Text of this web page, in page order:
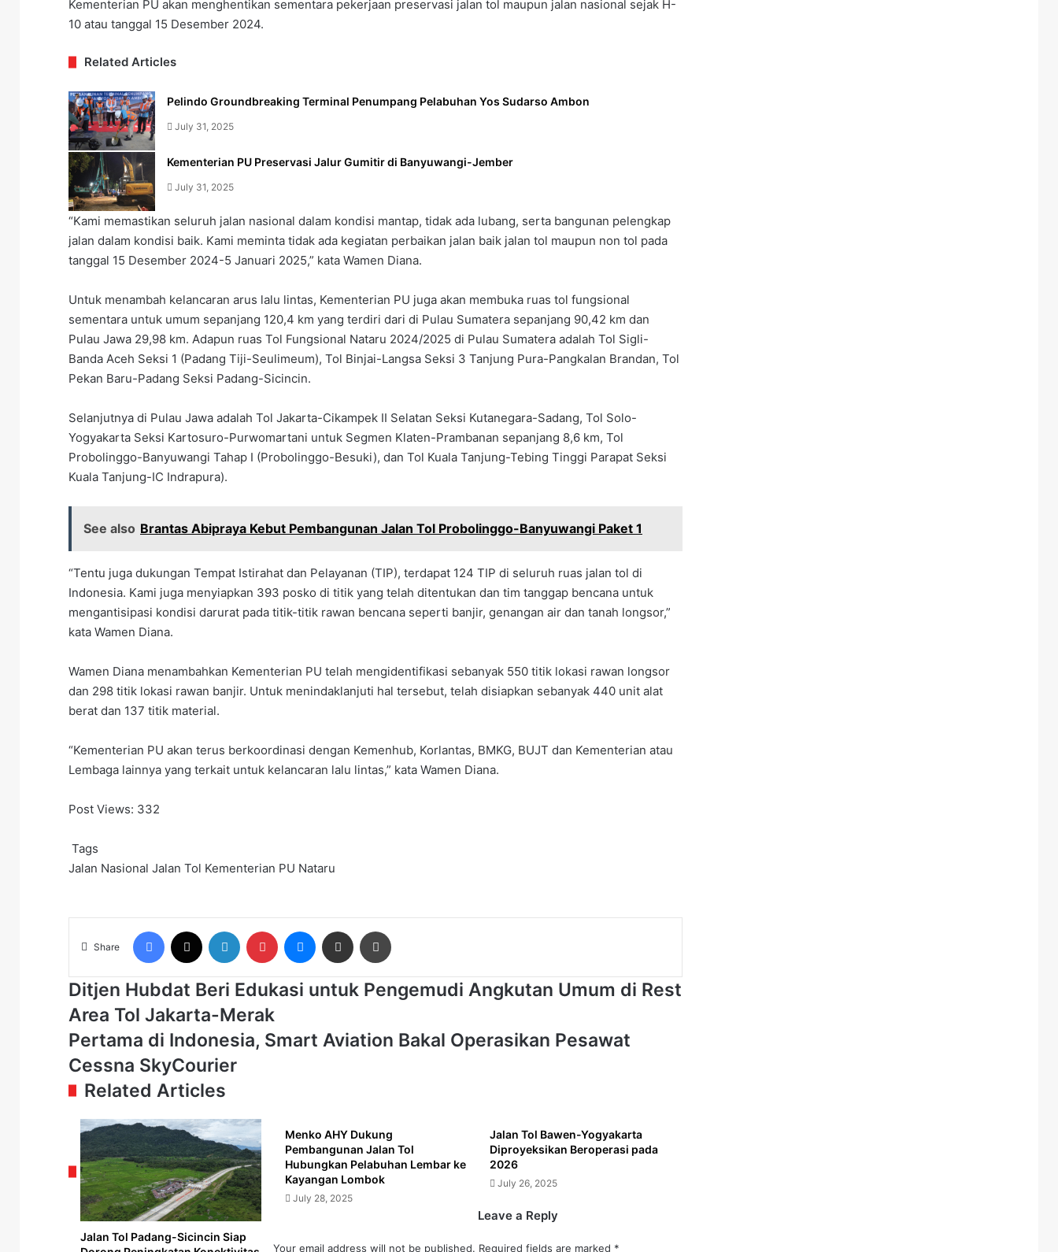
Kementerian PU akan menghentikan sementara pekerjaan preservasi jalan tol maupun jalan nasional sejak H-
10 atau tanggal 15 Desember 2024.
Related Articles
Pelindo Groundbreaking Terminal Penumpang Pelabuhan Yos Sudarso Ambon
July 31, 2025
Kementerian PU Preservasi Jalur Gumitir di Banyuwangi-Jember
July 31, 2025
“Kami memastikan seluruh jalan nasional dalam kondisi mantap, tidak ada lubang, serta bangunan pelengkap
jalan dalam kondisi baik. Kami meminta tidak ada kegiatan perbaikan jalan baik jalan tol maupun non tol pada
tanggal 15 Desember 2024-5 Januari 2025,” kata Wamen Diana.
Untuk menambah kelancaran arus lalu lintas, Kementerian PU juga akan membuka ruas tol fungsional
sementara untuk umum sepanjang 120,4 km yang terdiri dari di Pulau Sumatera sepanjang 90,42 km dan
Pulau Jawa 29,98 km. Adapun ruas Tol Fungsional Nataru 2024/2025 di Pulau Sumatera adalah Tol Sigli-
Banda Aceh Seksi 1 (Padang Tiji-Seulimeum), Tol Binjai-Langsa Seksi 3 Tanjung Pura-Pangkalan Brandan, Tol
Pekan Baru-Padang Seksi Padang-Sicincin.
Selanjutnya di Pulau Jawa adalah Tol Jakarta-Cikampek II Selatan Seksi Kutanegara-Sadang, Tol Solo-
Yogyakarta Seksi Kartosuro-Purwomartani untuk Segmen Klaten-Prambanan sepanjang 8,6 km, Tol
Probolinggo-Banyuwangi Tahap I (Probolinggo-Besuki), dan Tol Kuala Tanjung-Tebing Tinggi Parapat Seksi
Kuala Tanjung-IC Indrapura).
See also Brantas Abipraya Kebut Pembangunan Jalan Tol Probolinggo-Banyuwangi Paket 1
“Tentu juga dukungan Tempat Istirahat dan Pelayanan (TIP), terdapat 124 TIP di seluruh ruas jalan tol di
Indonesia. Kami juga menyiapkan 393 posko di titik yang telah ditentukan dan tim tanggap bencana untuk
mengantisipasi kondisi darurat pada titik-titik rawan bencana seperti banjir, genangan air dan tanah longsor,”
kata Wamen Diana.
Wamen Diana menambahkan Kementerian PU telah mengidentifikasi sebanyak 550 titik lokasi rawan longsor
dan 298 titik lokasi rawan banjir. Untuk menindaklanjuti hal tersebut, telah disiapkan sebanyak 440 unit alat
berat dan 137 titik material.
“Kementerian PU akan terus berkoordinasi dengan Kemenhub, Korlantas, BMKG, BUJT dan Kementerian atau
Lembaga lainnya yang terkait untuk kelancaran lalu lintas,” kata Wamen Diana.
Post Views: 332
Tags
Jalan Nasional Jalan Tol Kementerian PU Nataru
Share
Facebook LinkedIn Pinterest Messenger
Share via Email
Ditjen
Hubdat
Beri
Edukasi
untuk
Pengemudi
Angkutan
Umum
Rest
Area
Tol
Jakarta-
Merak
Ditjen Hubdat Beri Edukasi untuk Pengemudi Angkutan Umum di Rest
Area Tol Jakarta-Merak
Pertama
Indonesia,
Smart
Aviation
Bakal
Operasikan
Pesawat
Cessna
SkyCourier
Pertama di Indonesia, Smart Aviation Bakal Operasikan Pesawat
Cessna SkyCourier
Related Articles
Jalan Tol Padang-Sicincin Siap
Menko AHY Dukung
Pembangunan Jalan Tol
Hubungkan Pelabuhan Lembar ke
Kayangan Lombok
July 28, 2025
Jalan Tol Bawen-Yogyakarta
Diproyeksikan Beroperasi pada
2026
July 26, 2025
Leave a Reply
Your email address will not be published. Required fields are marked *